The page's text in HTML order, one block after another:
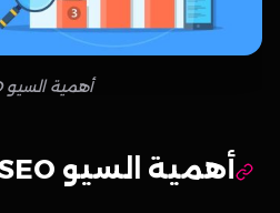
أهمية السيو SEO
أهمية السيو SEO